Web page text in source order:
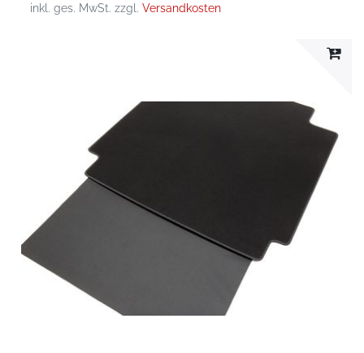
inkl. ges. MwSt. zzgl.Versandkosten